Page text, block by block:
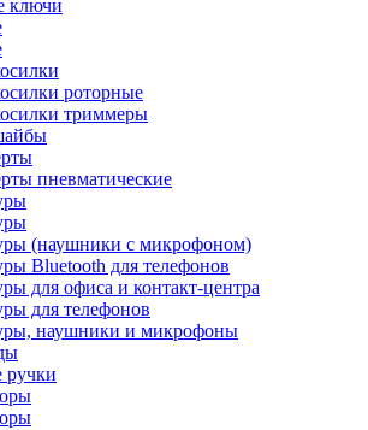
ключи
роторные
триммеры
пневматические
(наушники с микрофоном)
Bluetooth для телефонов
для офиса и контакт-центра
для телефонов
наушники и микрофоны
ручки